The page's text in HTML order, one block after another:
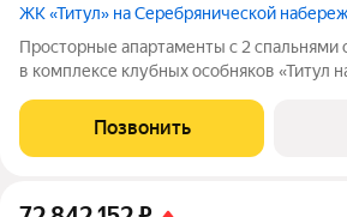
ЖК «Титул» на Серебрянической
Просторные апартаменты с 2
в комплексе клубных особняков «Титул
этаже в корпусе 1.1. Высота потолков 3,2
кухня-гостиная,
Позвонить